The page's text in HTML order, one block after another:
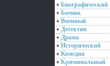
Биографический
Боевик
Военный
Детектив
Драма
Исторический
Комедия
Криминальный